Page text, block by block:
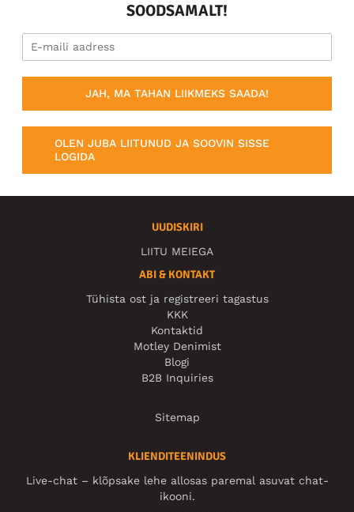
SOODSAMALT!
JAH, MA TAHAN LIIKMEKS SAADA!
OLEN JUBA LIITUNUD JA SOOVIN SISSE
LOGIDA
UUDISKIRI
LIITU MEIEGA
ABI & KONTAKT
Tühista ost ja registreeri tagastus
KKK
Kontaktid
Motley Denimist
Blogi
B2B Inquiries
Sitemap
KLIENDITEENINDUS
Live-chat – klõpsake lehe allosas paremal asuvat chat-
ikooni.